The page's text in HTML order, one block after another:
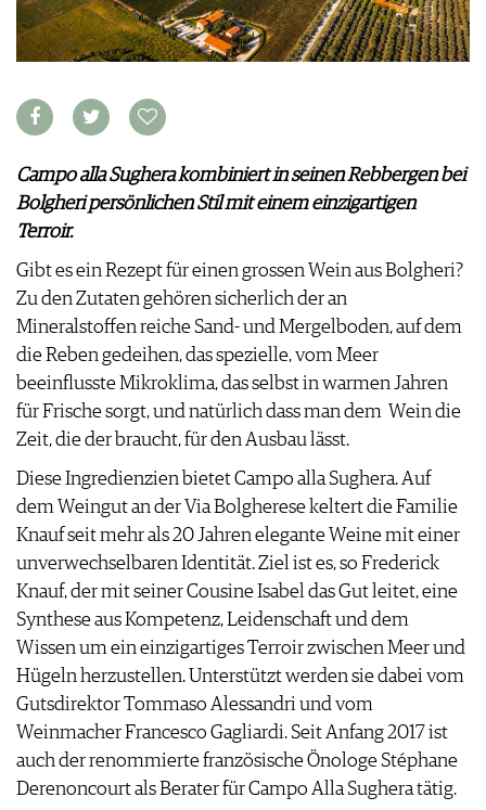
KULINARIK
REZEPTE
HOTSPOTS
DOSSIER
WINEGUIDES
EXTRAS
ABO
VORTEILSWELT
MEDIATHEK
APPS
BILDSTRECKEN
BÜCHER
NEWS
WEINSZENE
VINOPHILES
ARCHIV
ANMELDEN
AWARDS
GEWINNSPIELE
TRINKREIFETABELLE
ABO
WEINSUCHE
NEWSLETTER
WINE TRADE CLUB
REDAKTION
JOBS
WERBUNG
PRESSE
IMPRESSUM
AGB & DATENSCHUTZ
FAQ
Campo alla Sughera kombiniert in seinen Rebbergen bei
Bolgheri persönlichen Stil mit einem einzigartigen
Terroir.
Gibt es ein Rezept für einen grossen Wein aus Bolgheri?
Zu den Zutaten gehören sicherlich der an
Mineralstoffen reiche Sand- und Mergelboden, auf dem
die Reben gedeihen, das spezielle, vom Meer
beeinflusste Mikroklima, das selbst in warmen Jahren
für Frische sorgt, und natürlich dass man dem Wein die
Zeit, die der braucht, für den Ausbau lässt.
Diese Ingredienzien bietet Campo alla Sughera. Auf
dem Weingut an der Via Bolgherese keltert die Familie
Knauf seit mehr als 20 Jahren elegante Weine mit einer
unverwechselbaren Identität. Ziel ist es, so Frederick
Knauf, der mit seiner Cousine Isabel das Gut leitet, eine
Synthese aus Kompetenz, Leidenschaft und dem
Wissen um ein einzigartiges Terroir zwischen Meer und
Hügeln herzustellen. Unterstützt werden sie dabei vom
Gutsdirektor Tommaso Alessandri und vom
Weinmacher Francesco Gagliardi. Seit Anfang 2017 ist
auch der renommierte französische Önologe Stéphane
Derenoncourt als Berater für Campo Alla Sughera tätig.